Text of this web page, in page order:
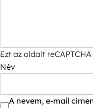
Ezt az oldalt
Név
A nevem, e-mail